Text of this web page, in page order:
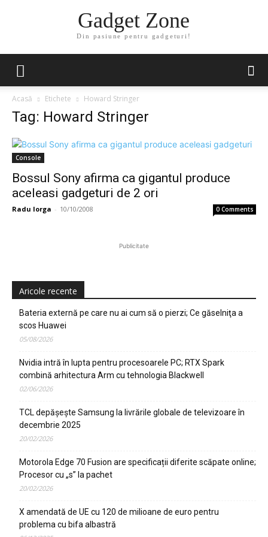
Gadget Zone
Din pasiune pentru gadgeturi!
Acasă Etichete Howard Stringer
Tag: Howard Stringer
Console
Bossul Sony afirma ca gigantul produce
aceleasi gadgeturi de 2 ori
Radu Iorga - 10/10/2008 0 Comments
Publicitate
Aricole recente
Bateria externă pe care nu ai cum să o pierzi; Ce găselniţa a
scos Huawei
05/08/2026
Nvidia intră în lupta pentru procesoarele PC; RTX Spark
combină arhitectura Arm cu tehnologia Blackwell
02/06/2026
TCL depășește Samsung la livrările globale de televizoare în
decembrie 2025
20/02/2026
Motorola Edge 70 Fusion are specificații diferite scăpate online;
Procesor cu „s” la pachet
20/02/2026
X amendată de UE cu 120 de milioane de euro pentru
problema cu bifa albastră